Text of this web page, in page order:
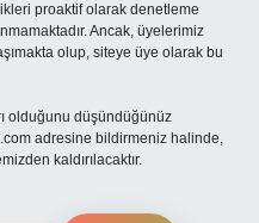
proaktif olarak denetleme
Ancak, üyelerimiz
olup, siteye üye olarak bu
olduğunu düşündüğünüz
adresine bildirmeniz halinde,
kaldırılacaktır.